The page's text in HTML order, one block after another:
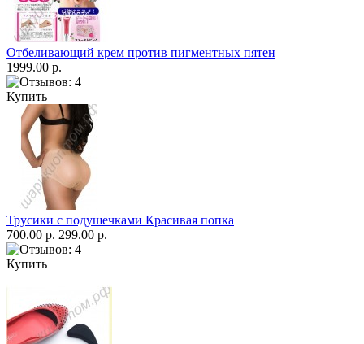
Отбеливающий крем против пигментных пятен
1999.00 р.
Купить
Трусики с подушечками Красивая попка
700.00 р. 299.00 р.
Купить